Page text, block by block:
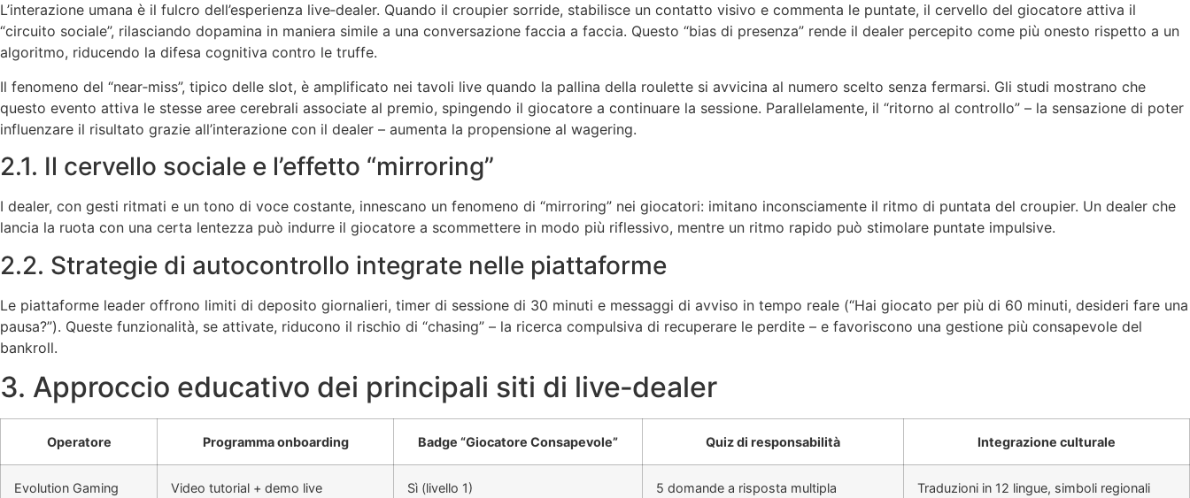
L’interazione umana è il fulcro dell’esperienza live‑dealer. Quando il croupier sorride, stabilisce un contatto visivo e commenta le puntate, il cervello del giocatore attiva il
“circuito sociale”, rilasciando dopamina in maniera simile a una conversazione faccia a faccia. Questo “bias di presenza” rende il dealer percepito come più onesto rispetto a un
algoritmo, riducendo la difesa cognitiva contro le truffe.
Il fenomeno del “near‑miss”, tipico delle slot, è amplificato nei tavoli live quando la pallina della roulette si avvicina al numero scelto senza fermarsi. Gli studi mostrano che
questo evento attiva le stesse aree cerebrali associate al premio, spingendo il giocatore a continuare la sessione. Parallelamente, il “ritorno al controllo” – la sensazione di poter
influenzare il risultato grazie all’interazione con il dealer – aumenta la propensione al wagering.
2.1. Il cervello sociale e l’effetto “mirroring”
I dealer, con gesti ritmati e un tono di voce costante, innescano un fenomeno di “mirroring” nei giocatori: imitano inconsciamente il ritmo di puntata del croupier. Un dealer che
lancia la ruota con una certa lentezza può indurre il giocatore a scommettere in modo più riflessivo, mentre un ritmo rapido può stimolare puntate impulsive.
2.2. Strategie di autocontrollo integrate nelle piattaforme
Le piattaforme leader offrono limiti di deposito giornalieri, timer di sessione di 30 minuti e messaggi di avviso in tempo reale (“Hai giocato per più di 60 minuti, desideri fare una
pausa?”). Queste funzionalità, se attivate, riducono il rischio di “chasing” – la ricerca compulsiva di recuperare le perdite – e favoriscono una gestione più consapevole del
bankroll.
3. Approccio educativo dei principali siti di live‑dealer
Operatore Programma onboarding Badge “Giocatore Consapevole” Quiz di responsabilità Integrazione culturale
Evolution Gaming Video tutorial + demo live Sì (livello 1) 5 domande a risposta multipla Traduzioni in 12 lingue, simboli regionali